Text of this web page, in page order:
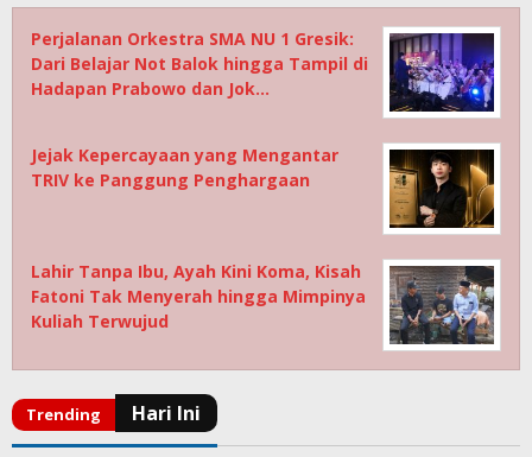
Perjalanan Orkestra SMA NU 1 Gresik:
Dari Belajar Not Balok hingga Tampil di
Hadapan Prabowo dan Jok…
Jejak Kepercayaan yang Mengantar
TRIV ke Panggung Penghargaan
Lahir Tanpa Ibu, Ayah Kini Koma, Kisah
Fatoni Tak Menyerah hingga Mimpinya
Kuliah Terwujud